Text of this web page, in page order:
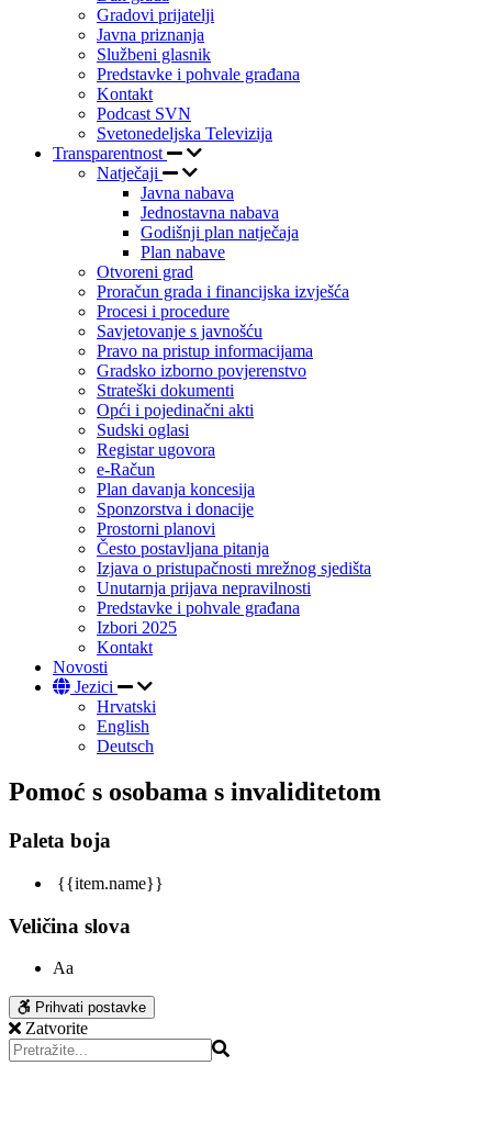
Gradovi prijatelji
Javna priznanja
Službeni glasnik
Predstavke i pohvale građana
Kontakt
Podcast SVN
Svetonedeljska Televizija
Transparentnost
Natječaji
Javna nabava
Jednostavna nabava
Godišnji plan natječaja
Plan nabave
Otvoreni grad
Proračun grada i financijska izvješća
Procesi i procedure
Savjetovanje s javnošću
Pravo na pristup informacijama
Gradsko izborno povjerenstvo
Strateški dokumenti
Opći i pojedinačni akti
Sudski oglasi
Registar ugovora
e-Račun
Plan davanja koncesija
Sponzorstva i donacije
Prostorni planovi
Često postavljana pitanja
Izjava o pristupačnosti mrežnog sjedišta
Unutarnja prijava nepravilnosti
Predstavke i pohvale građana
Izbori 2025
Kontakt
Novosti
Jezici
Hrvatski
English
Deutsch
Pomoć s osobama s invaliditetom
Paleta boja
{{item.name}}
Veličina slova
Aa
Prihvati postavke
Zatvorite